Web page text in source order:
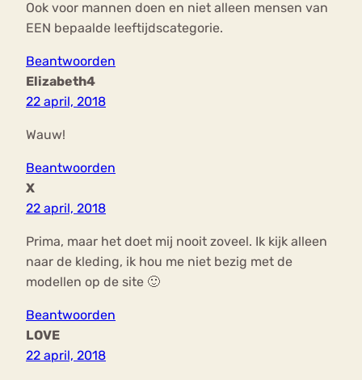
Ook voor mannen doen en niet alleen mensen van
EEN bepaalde leeftijdscategorie.
Beantwoorden
Elizabeth4
22 april, 2018
Wauw!
Beantwoorden
X
22 april, 2018
Prima, maar het doet mij nooit zoveel. Ik kijk alleen
naar de kleding, ik hou me niet bezig met de
modellen op de site 🙂
Beantwoorden
LOVE
22 april, 2018